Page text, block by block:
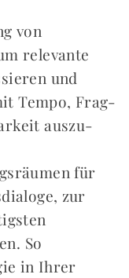
von
re­le­vante
und
Tempo, Frag­
aus­zu­­
für
zur
So
in Ihrer